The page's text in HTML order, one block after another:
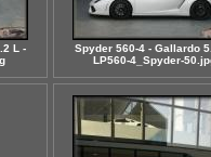
L -
Spyder 560-4 - Gallardo
LP560-4_Spyder-